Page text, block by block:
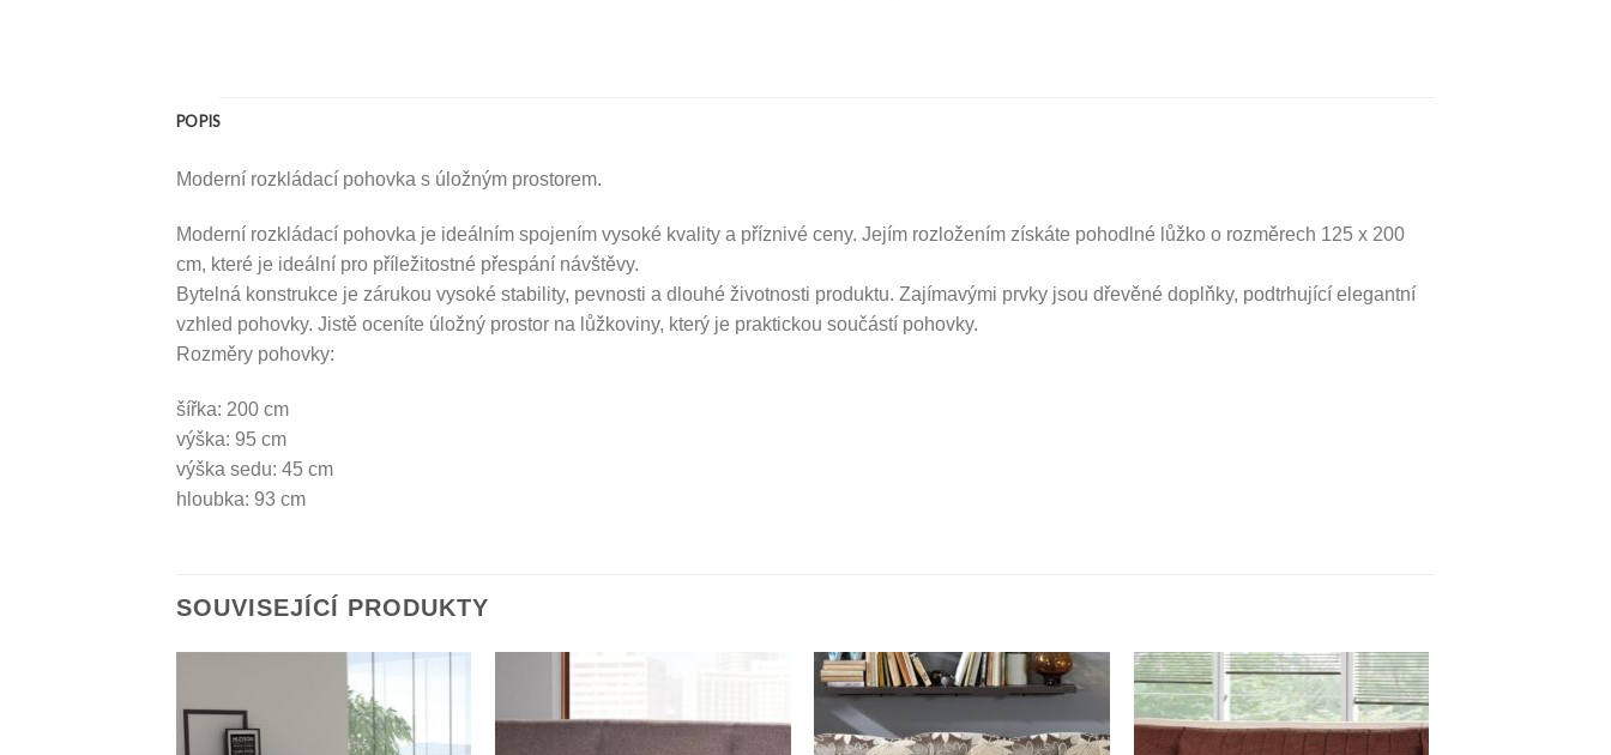
POPIS
Moderní rozkládací pohovka s úložným prostorem.
Moderní rozkládací pohovka je ideálním spojením vysoké kvality a příznivé ceny. Jejím rozložením získáte pohodlné lůžko o rozměrech 125 x 200
cm, které je ideální pro příležitostné přespání návštěvy.
Bytelná konstrukce je zárukou vysoké stability, pevnosti a dlouhé životnosti produktu. Zajímavými prvky jsou dřevěné doplňky, podtrhující elegantní
vzhled pohovky. Jistě oceníte úložný prostor na lůžkoviny, který je praktickou součástí pohovky.
Rozměry pohovky:
šířka: 200 cm
výška: 95 cm
výška sedu: 45 cm
hloubka: 93 cm
SOUVISEJÍCÍ PRODUKTY